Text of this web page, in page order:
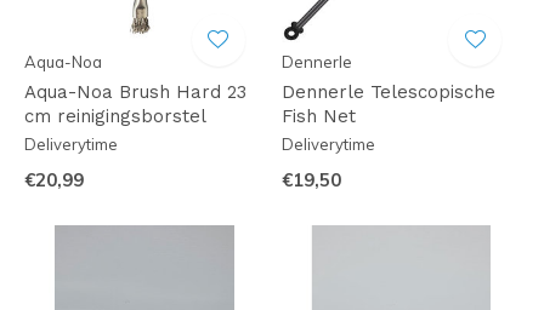
Aqua-Noa
Aqua-Noa Brush Hard 23
cm reinigingsborstel
Deliverytime
€20,99
Dennerle
Dennerle Telescopische
Fish Net
Deliverytime
€19,50